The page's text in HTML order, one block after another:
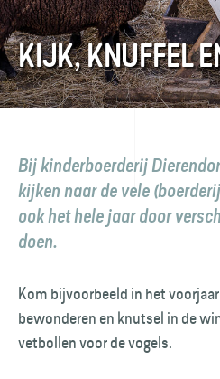
KIJK, KNUFFEL
Bij kinderboerderij
kijken naar de vele
ook het hele jaar door
doen.
Kom bijvoorbeeld in het
bewonderen en knutsel in de
vetbollen voor de vogels.